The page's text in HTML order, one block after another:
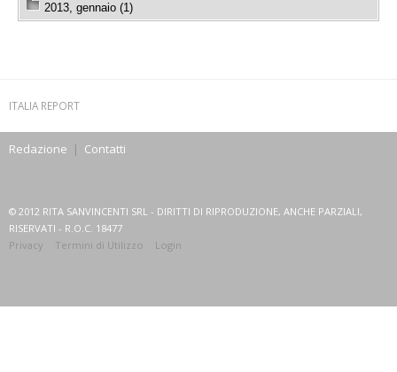
2013, gennaio (1)
ITALIA REPORT
Redazione | Contatti
© 2012 RITA SANVINCENTI SRL - DIRITTI DI RIPRODUZIONE, ANCHE PARZIALI,
RISERVATI - R.O.C. 18477
Privacy
Termini di Utilizzo Login